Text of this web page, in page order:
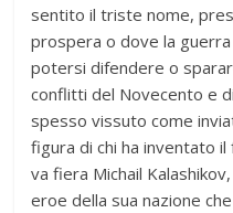
sentito il triste nome,
prospera o dove la
potersi difendere o
conflitti del Novecento e
spesso vissuto come
figura di chi ha inventato il
va fiera Michail
eroe della sua nazione